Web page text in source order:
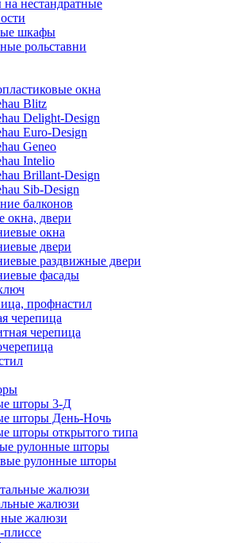
на нестандратные
шкафы
рольставни
окна
Blitz
Delight-Design
Euro-Design
Geneo
Intelio
Вrillant-Design
Sib-Design
балконов
двери
окна
двери
раздвижные двери
фасады
профнастил
черепица
черепица
шторы 3-Д
шторы День-Ночь
шторы открытого типа
рулонные шторы
рулонные шторы
жалюзи
жалюзи
жалюзи